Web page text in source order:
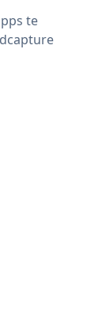
te